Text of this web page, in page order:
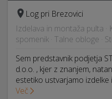
Log pri Brezovici
Izdelava in montaža pulta ·
spomenik · Talne obloge ·
Sem predstavnik podjetja
d.o.o. , kjer z znanjem,
estetiko ustvarjamo
Več